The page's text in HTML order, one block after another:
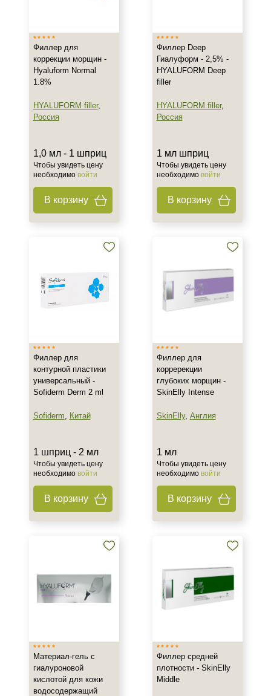
Восстановление контуров лица
Восстановление контуров тела
Лифтинг
Область применения
Виски
Губоподбородочная складка
Губы
Показать еще
Показать еще
Процедура
Интимная пластика
Объемное моделирование
Форма выпуска
Шприц
Филлер для
коррекции морщин -
Hyaluform Normal
1.8%
HYALUFORM filler,
Россия
1,0 мл - 1 шприц
Чтобы увидеть цену
необходимо войти
В корзину
Филлер Deep
Гиалуформ - 2,5% -
HYALUFORM Deep
filler
HYALUFORM filler,
Россия
1 мл шприц
Чтобы увидеть цену
необходимо войти
В корзину
Филлер для
контурной пластики
универсальный -
Sofiderm Derm 2 ml
Sofiderm, Китай
1 шприц - 2 мл
Чтобы увидеть цену
необходимо войти
В корзину
Филлер для
корререкции
глубоких морщин -
SkinElly Intense
SkinElly, Англия
1 мл
Чтобы увидеть цену
необходимо войти
В корзину
Материал-гель с
гиалуроновой
кислотой для кожи
водосодержащий
Филлер средней
плотности - SkinElly
Middle
+7 (929) 933-09-89